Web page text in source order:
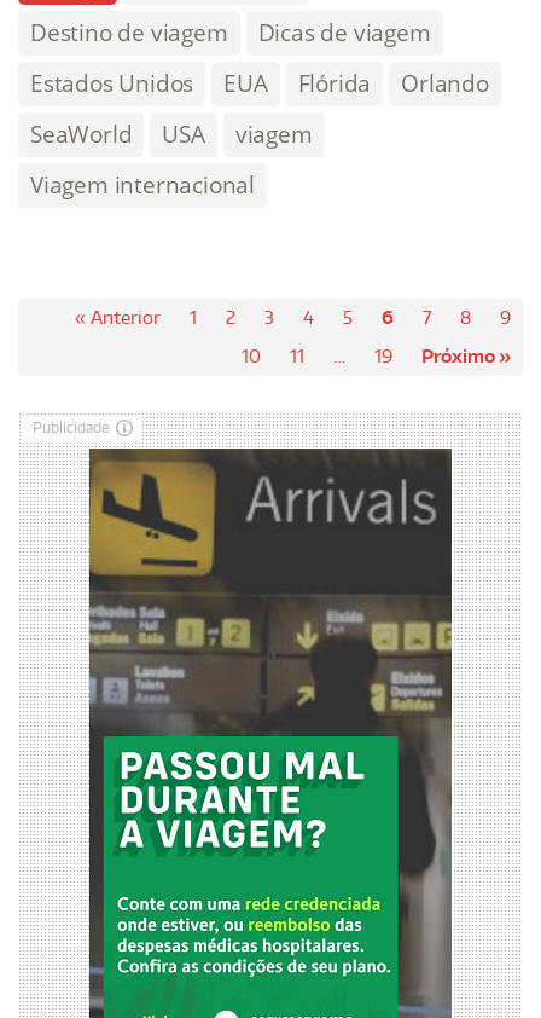
Destino de viagem
Dicas de viagem
Estados Unidos
EUA Flórida
Orlando
SeaWorld
USA
viagem
Viagem internacional
« Anterior 1 2 3 4 5 6 7 8
9
10
11 … 19 Próximo »
Publicidade